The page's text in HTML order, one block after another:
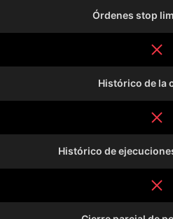
Órdenes stop
Histórico de la
Histórico de